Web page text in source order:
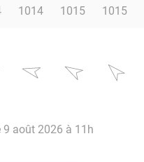
1014 1015 1015
9 août 2026 à 11h